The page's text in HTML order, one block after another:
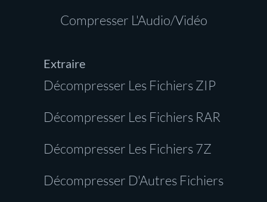
Compresser L'Audio/Vidéo
Extraire
Décompresser Les Fichiers ZIP
Décompresser Les Fichiers RAR
Décompresser Les Fichiers 7Z
Décompresser D'Autres Fichiers